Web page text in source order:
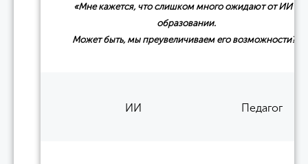
«Мне кажется, что слишком много ожидают от ИИ в
образовании.
Может быть, мы преувеличиваем его возможности?»
ИИ Педагог